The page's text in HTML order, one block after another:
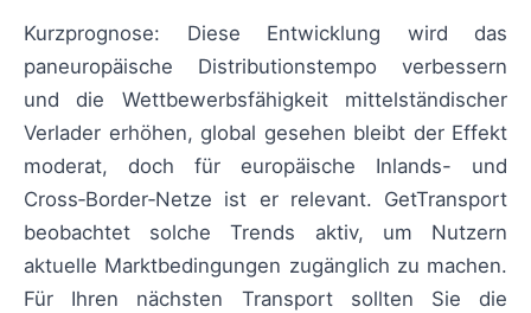
Kurzprognose: Diese Entwicklung wird das
paneuropäische Distributionstempo verbessern
und die Wettbewerbsfähigkeit mittelständischer
Verlader erhöhen, global gesehen bleibt der Effekt
moderat, doch für europäische Inlands- und
Cross‑Border‑Netze ist er relevant. GetTransport
beobachtet solche Trends aktiv, um Nutzern
aktuelle Marktbedingungen zugänglich zu machen.
Für Ihren nächsten Transport sollten Sie die